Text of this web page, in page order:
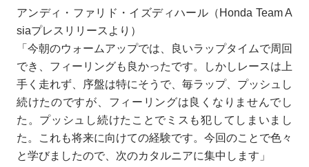
アンディ・ファリド・イズディハール（Honda Team A
siaプレスリリースより）
「今朝のウォームアップでは、良いラップタイムで周回
でき、フィーリングも良かったです。しかしレースは上
手く走れず、序盤は特にそうで、毎ラップ、プッシュし
続けたのですが、フィーリングは良くなりませんでし
た。プッシュし続けたことでミスも犯してしまいまし
た。これも将来に向けての経験です。今回のことで色々
と学びましたので、次のカタルニアに集中します」